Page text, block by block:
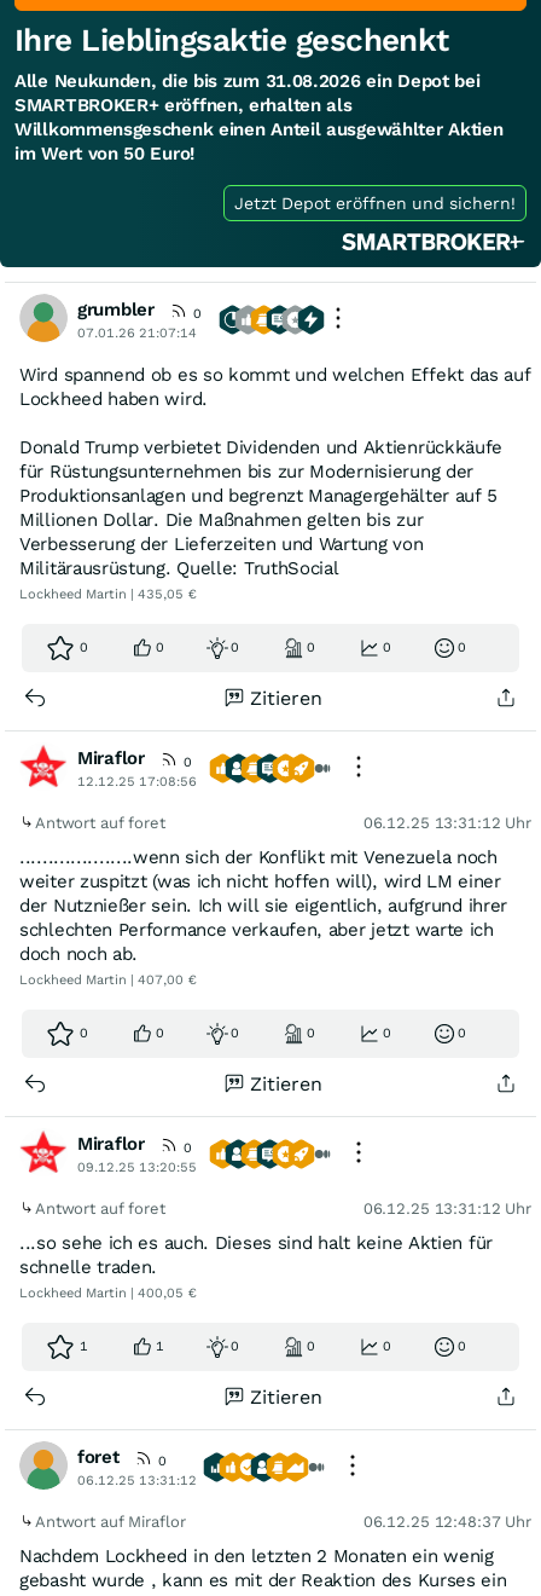
Ihre Lieblingsaktie geschenkt
Alle Neukunden, die bis zum 31.08.2026 ein Depot bei
SMARTBROKER+ eröffnen, erhalten als
Willkommensgeschenk einen Anteil ausgewählter Aktien
im Wert von 50 Euro!
Jetzt Depot eröffnen und sichern!
grumbler
0
07.01.26 21:07:14
Wird spannend ob es so kommt und welchen Effekt das auf
Lockheed haben wird.
Donald Trump verbietet Dividenden und Aktienrückkäufe
für Rüstungsunternehmen bis zur Modernisierung der
Produktionsanlagen und begrenzt Managergehälter auf 5
Millionen Dollar. Die Maßnahmen gelten bis zur
Verbesserung der Lieferzeiten und Wartung von
Militärausrüstung. Quelle: TruthSocial
Lockheed Martin | 435,05 €
0 0 0 0 0 0
Zitieren
Miraflor
0
12.12.25 17:08:56
Antwort auf foret 06.12.25 13:31:12 Uhr
....................wenn sich der Konflikt mit Venezuela noch
weiter zuspitzt (was ich nicht hoffen will), wird LM einer
der Nutznießer sein. Ich will sie eigentlich, aufgrund ihrer
schlechten Performance verkaufen, aber jetzt warte ich
doch noch ab.
Lockheed Martin | 407,00 €
0 0 0 0 0 0
Zitieren
Miraflor
0
09.12.25 13:20:55
Antwort auf foret 06.12.25 13:31:12 Uhr
...so sehe ich es auch. Dieses sind halt keine Aktien für
schnelle traden.
Lockheed Martin | 400,05 €
1 1 0 0 0 0
Zitieren
foret
0
06.12.25 13:31:12
Antwort auf Miraflor 06.12.25 12:48:37 Uhr
Nachdem Lockheed in den letzten 2 Monaten ein wenig
gebasht wurde , kann es mit der Reaktion des Kurses ein